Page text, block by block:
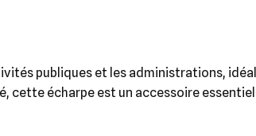
publiques et les administrations,
écharpe est un accessoire